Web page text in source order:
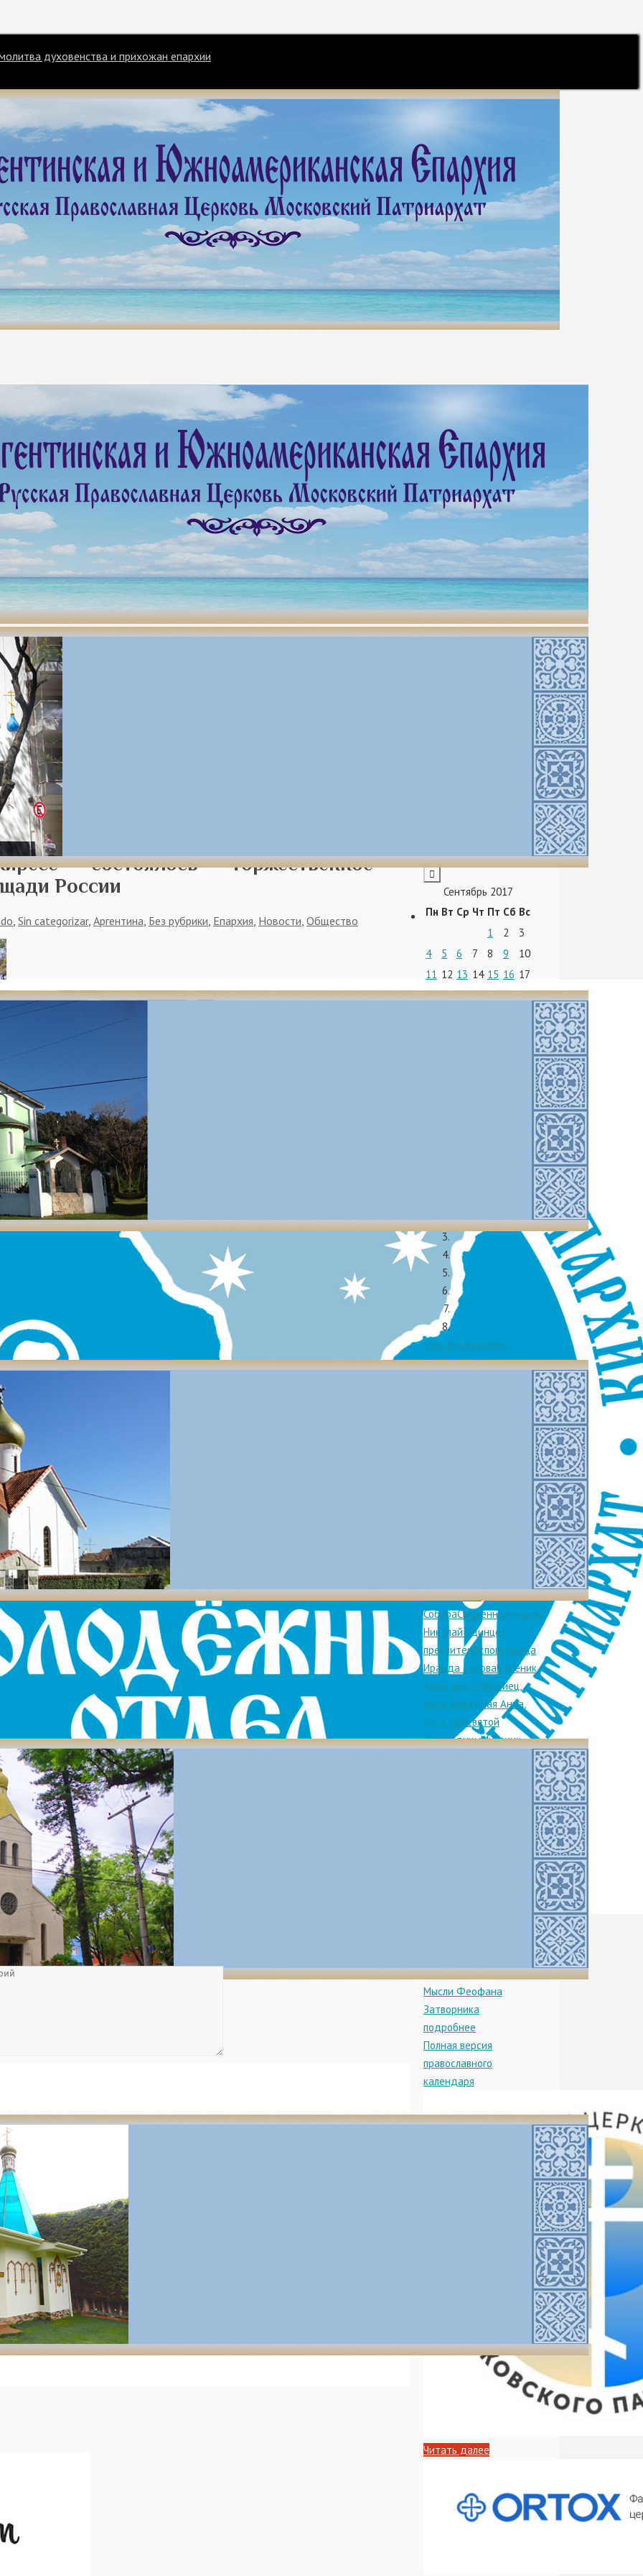
духовенства и прихожан епархии
состоялось торжественное
России
, Sin categorizar, Аргентина, Без рубрики, Епархия, Новости, Общество
В понедельник, 25 сентября, на севере аргентинской столицы состоялся
площади Российской Федерации. На нем присутствовали
властей, члены федерального правительства, сотрудники посольства
РФ в Буэнос-Айресе, а также делегация от Аргентинской и
Русской Православной Церкви Московского Патриархата в лице
— Высокопреосвященнейшего митрополита Игнатия, настоятеля
Антония (Жукова) и руководителя отдела культуры Тамары
имени самой большой страны в мире возникла пять лет назад, по
Совета Организаций российских Соотечественников в Аргентине
выдвинут и одобрен проект. В мае 2017 года все уже было готово, и в
районе Бельграно (Belgrano — Comuna 13), между улицами La Pampa,
Dragones.
собой особое уважение к культуре и народу России, — заявила
Ярмолюк, — ведь, хотя Аргентина — страна мигрантов, но далеко не
площадь».
правам человека и культурному плюрализму Аргентины Клаудио Аврух,
чтобы отдать должное сообществу, диаспоре и стране».
это место имеет особое значение» — отметил посол РФ в Аргентине
пояснил, что поблизости находятся российское торговое
где месяц назад начали строить новый посольский комплекс.
Источник
(Opens in new window)
(Opens in new window)
(Opens in new window)
in new window)
(Opens in new window)
,Igreja Ortodoxa Russa ,Аргентина
Айрес владыка Игнатий,митрополит Игнатий
в Аргентине. Закладка.
еженедельную онлайн-конференцию
конкурс детского творчества «Красота Божьего мира»
Обязательные поля помечены
от спама)
Сентябрь 2017
Пн Вт Ср Чт Пт Сб Вс
1 2
3
4
5 6 7 8 9
10
11 12 13 14 15 16 17
18 19 20 21 22 23 24
Священномученик
Александр Сахаров,
Преподобная
Вселенского
СобораСвященномученик
Николай Удинцев,
пресвитерИсповедница
Ираида ТиховаМученик
Александр Фригиец,
врачПраведная Анна,
мать Пресвятой
БогородицыМученик
Священномученик
31, Лк.8:16–21
Мысли Феофана
Затворника
подробнее
Полная версия
православного
календаря
Читать далее